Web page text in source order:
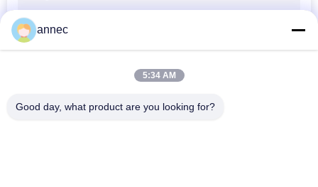
Kalk-Drehrohrofen
annec
5:34 AM
Good day, what product are you looking for?